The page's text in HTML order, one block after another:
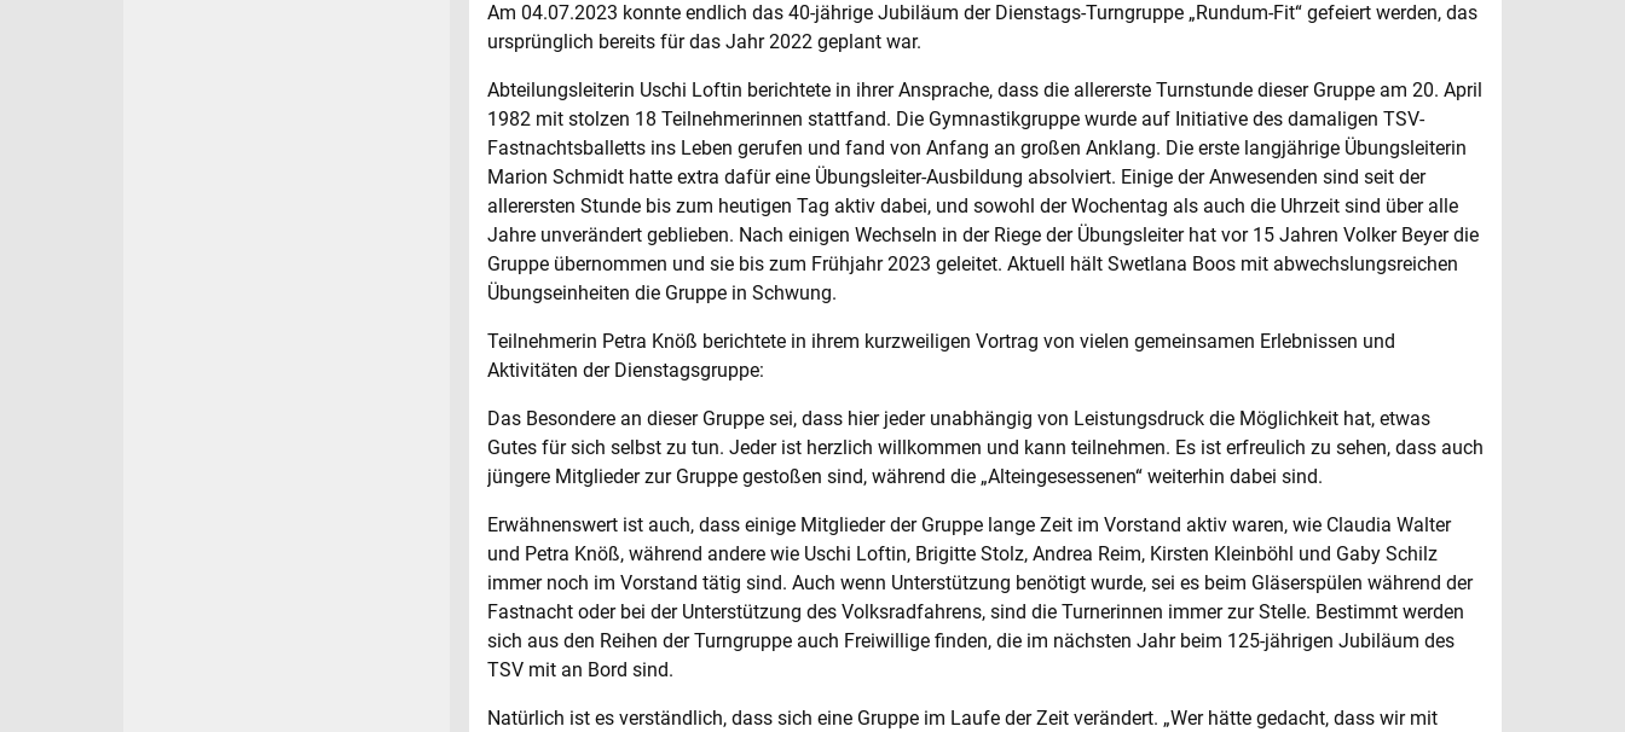
Am 04.07.2023 konnte endlich das 40-jährige Jubiläum der Dienstags-Turngruppe „Rundum-Fit“ gefeiert werden, das
ursprünglich bereits für das Jahr 2022 geplant war.
Abteilungsleiterin Uschi Loftin berichtete in ihrer Ansprache, dass die allererste Turnstunde dieser Gruppe am 20. April
1982 mit stolzen 18 Teilnehmerinnen stattfand. Die Gymnastikgruppe wurde auf Initiative des damaligen TSV-
Fastnachtsballetts ins Leben gerufen und fand von Anfang an großen Anklang. Die erste langjährige Übungsleiterin
Marion Schmidt hatte extra dafür eine Übungsleiter-Ausbildung absolviert. Einige der Anwesenden sind seit der
allerersten Stunde bis zum heutigen Tag aktiv dabei, und sowohl der Wochentag als auch die Uhrzeit sind über alle
Jahre unverändert geblieben. Nach einigen Wechseln in der Riege der Übungsleiter hat vor 15 Jahren Volker Beyer die
Gruppe übernommen und sie bis zum Frühjahr 2023 geleitet. Aktuell hält Swetlana Boos mit abwechslungsreichen
Übungseinheiten die Gruppe in Schwung.
Teilnehmerin Petra Knöß berichtete in ihrem kurzweiligen Vortrag von vielen gemeinsamen Erlebnissen und
Aktivitäten der Dienstagsgruppe:
Das Besondere an dieser Gruppe sei, dass hier jeder unabhängig von Leistungsdruck die Möglichkeit hat, etwas
Gutes für sich selbst zu tun. Jeder ist herzlich willkommen und kann teilnehmen. Es ist erfreulich zu sehen, dass auch
jüngere Mitglieder zur Gruppe gestoßen sind, während die „Alteingesessenen“ weiterhin dabei sind.
Erwähnenswert ist auch, dass einige Mitglieder der Gruppe lange Zeit im Vorstand aktiv waren, wie Claudia Walter
und Petra Knöß, während andere wie Uschi Loftin, Brigitte Stolz, Andrea Reim, Kirsten Kleinböhl und Gaby Schilz
immer noch im Vorstand tätig sind. Auch wenn Unterstützung benötigt wurde, sei es beim Gläserspülen während der
Fastnacht oder bei der Unterstützung des Volksradfahrens, sind die Turnerinnen immer zur Stelle. Bestimmt werden
sich aus den Reihen der Turngruppe auch Freiwillige finden, die im nächsten Jahr beim 125-jährigen Jubiläum des
TSV mit an Bord sind.
Natürlich ist es verständlich, dass sich eine Gruppe im Laufe der Zeit verändert. „Wer hätte gedacht, dass wir mit